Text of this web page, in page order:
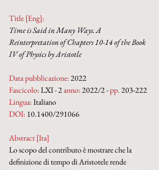
Title [Eng]:
Time is Said in Many Ways. A
Reinterpretation of Chapters 10-14 of the Book
IV of Physics by Aristotle
Data pubblicazione: 2022
Fascicolo: LXI - 2 anno: 2022/2 - pp. 203-222
Lingua: Italiano
DOI: 10.1400/291066
Abstract [Ita]
Lo scopo del contributo è mostrare che la
definizione di tempo di Aristotele rende